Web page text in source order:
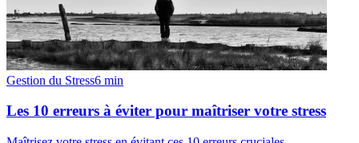
Gestion du Stress6 min
Les 10 erreurs à éviter pour maîtriser votre stress